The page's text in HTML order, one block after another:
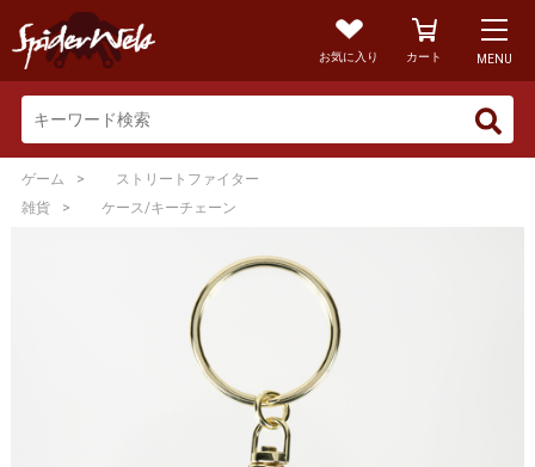
お気に入り カート MENU
ゲーム
ストリートファイター
雑貨
ケース/キーチェーン